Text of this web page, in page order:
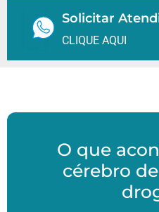
Solicitar
CLIQUE AQUI
O que
cérebro